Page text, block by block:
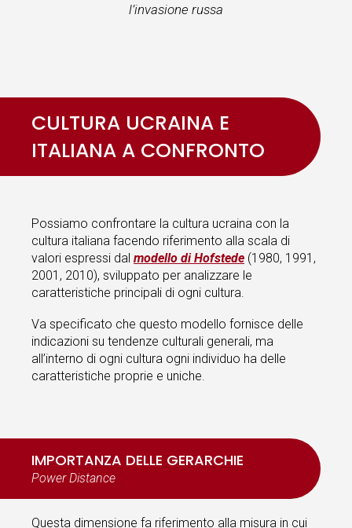
l’invasione russa
CULTURA UCRAINA E
ITALIANA A CONFRONTO
Possiamo confrontare la cultura ucraina con la
cultura italiana facendo riferimento alla scala di
valori espressi dal modello di Hofstede (1980, 1991,
2001, 2010), sviluppato per analizzare le
caratteristiche principali di ogni cultura.
Va specificato che questo modello fornisce delle
indicazioni su tendenze culturali generali, ma
all’interno di ogni cultura ogni individuo ha delle
caratteristiche proprie e uniche.
IMPORTANZA DELLE GERARCHIE
Power Distance
Questa dimensione fa riferimento alla misura in cui